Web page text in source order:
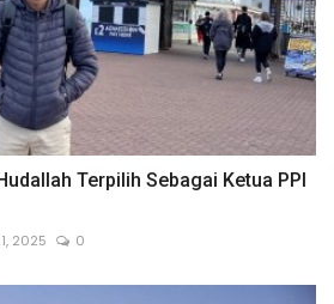
Terpilih Sebagai Ketua PPI
2025 0